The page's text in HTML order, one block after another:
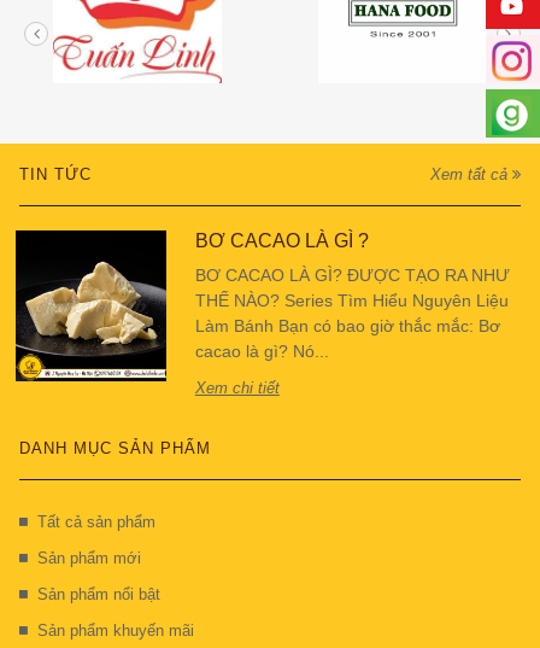
TIN TỨC Xem tất cả
BƠ CACAO LÀ GÌ ?
BƠ CACAO LÀ GÌ? ĐƯỢC TẠO RA NHƯ
THẾ NÀO? Series Tìm Hiểu Nguyên Liệu
Làm Bánh Bạn có bao giờ thắc mắc: Bơ
cacao là gì? Nó...
Xem chi tiết
DANH MỤC SẢN PHẨM
Tất cả sản phẩm
Sản phẩm mới
Sản phẩm nổi bật
Sản phẩm khuyến mãi